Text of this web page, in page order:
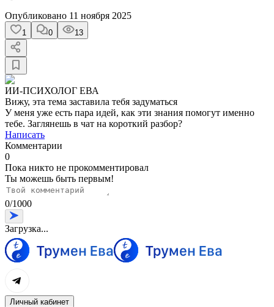
Опубликовано 11 ноября 2025
1 0 13
ИИ-ПСИХОЛОГ ЕВА
Вижу, эта тема заставила тебя задуматься
У меня уже есть пара идей, как эти знания помогут именно
тебе. Заглянешь в чат на короткий разбор?
Написать
Комментарии
0
Пока никто не прокомментировал
Ты можешь быть первым!
0/1000
Загрузка...
Личный кабинет